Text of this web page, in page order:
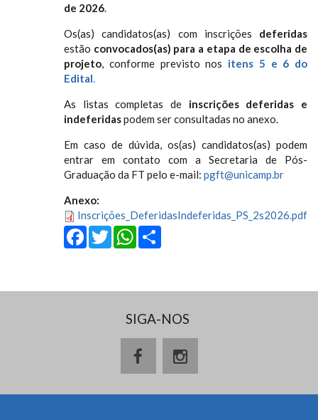
de 2026.
Os(as) candidatos(as) com inscrições deferidas
estão convocados(as) para a etapa de escolha de
projeto, conforme previsto nos itens 5 e 6 do
Edital.
As listas completas de inscrições deferidas e
indeferidaspodem ser consultadas no anexo.
Em caso de dúvida, os(as) candidatos(as) podem
entrar em contato com a Secretaria de Pós-
Graduação da FT pelo e-mail: pgft@unicamp.br
Anexo:
Inscrições_DeferidasIndeferidas_PS_2s2026.pdf
Facebook
Twitter
WhatsApp
SIGA-NOS